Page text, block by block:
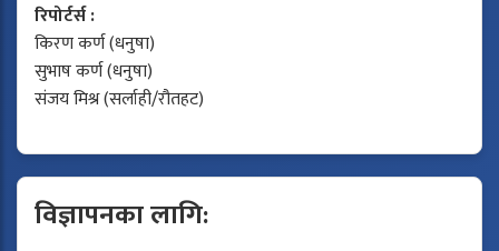
रिपोर्टर्स :
किरण कर्ण (धनुषा)
सुभाष कर्ण (धनुषा)
संजय मिश्र (सर्लाही/रौतहट)
विज्ञापनका लागि: